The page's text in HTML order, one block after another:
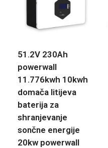
51.2V 230Ah
powerwall
11.776kwh 10kwh
domača litijeva
baterija za
shranjevanje
sončne energije
20kw powerwall